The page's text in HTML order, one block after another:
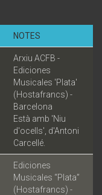
NOTES
Arxiu ACFB -
Ediciones
Musicales 'Plata'
(Hostafrancs) -
Barcelona
Està amb 'Niu
d'ocells', d'Antoni
Carcellé.
Ediciones
Musicales “Plata”
(Hostafrancs) -